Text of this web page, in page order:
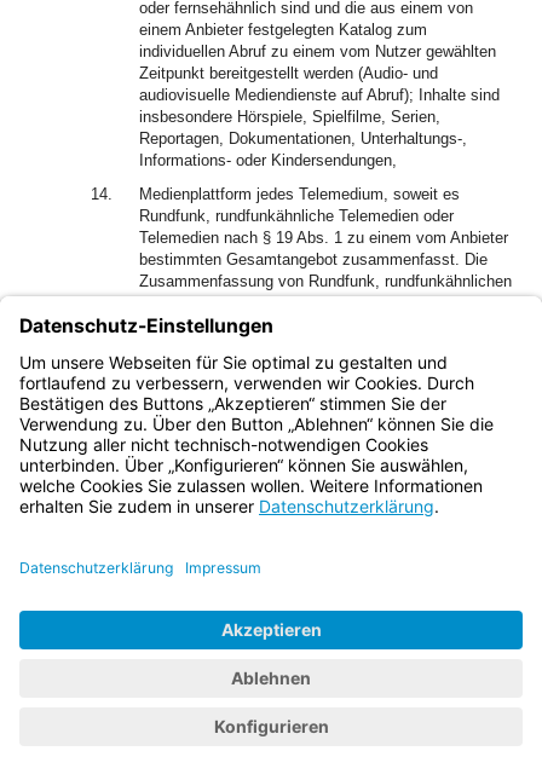
oder fernsehähnlich sind und die aus einem von
einem Anbieter festgelegten Katalog zum
individuellen Abruf zu einem vom Nutzer gewählten
Zeitpunkt bereitgestellt werden (Audio- und
audiovisuelle Mediendienste auf Abruf); Inhalte sind
insbesondere Hörspiele, Spielfilme, Serien,
Reportagen, Dokumentationen, Unterhaltungs-,
Informations- oder Kindersendungen,
14.
Medienplattform jedes Telemedium, soweit es
Rundfunk, rundfunkähnliche Telemedien oder
Telemedien nach § 19 Abs. 1 zu einem vom Anbieter
bestimmten Gesamtangebot zusammenfasst. Die
Zusammenfassung von Rundfunk, rundfunkähnlichen
auch die Zusammenfassung von softwarebasierten
unmittelbaren Ansteuerung von Rundfunk,
rundfunkähnlichen Telemedien, Telemedien nach §
19 Abs. 1 oder Telemedien im Sinne des Satz 1
dienen. Keine Medienplattformen in diesem Sinne
sind
a)
Angebote, die analog über eine Kabelanlage
verbreitet werden,
rundfunkähnlichen Telemedien oder
ausschließlich in der inhaltlichen
Verantwortung einer oder mehrerer öffentlich-
rechtlicher Rundfunkanstalten oder eines
privaten Anbieters von Rundfunk,
Telemedien nach § 19 Abs. 1 oder von
Unternehmen, deren Programme ihm nach §